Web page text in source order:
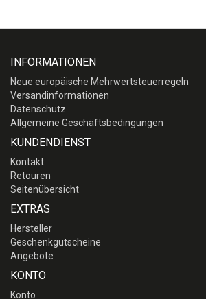
INFORMATIONEN
Neue europäische Mehrwertsteuerregeln
Versandinformationen
Datenschutz
Allgemeine Geschäftsbedingungen
KUNDENDIENST
Kontakt
Retouren
Seitenübersicht
EXTRAS
Hersteller
Geschenkgutscheine
Angebote
KONTO
Konto